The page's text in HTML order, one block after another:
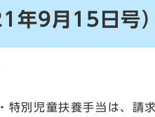
9月15日号）
別児童扶養手当は、請